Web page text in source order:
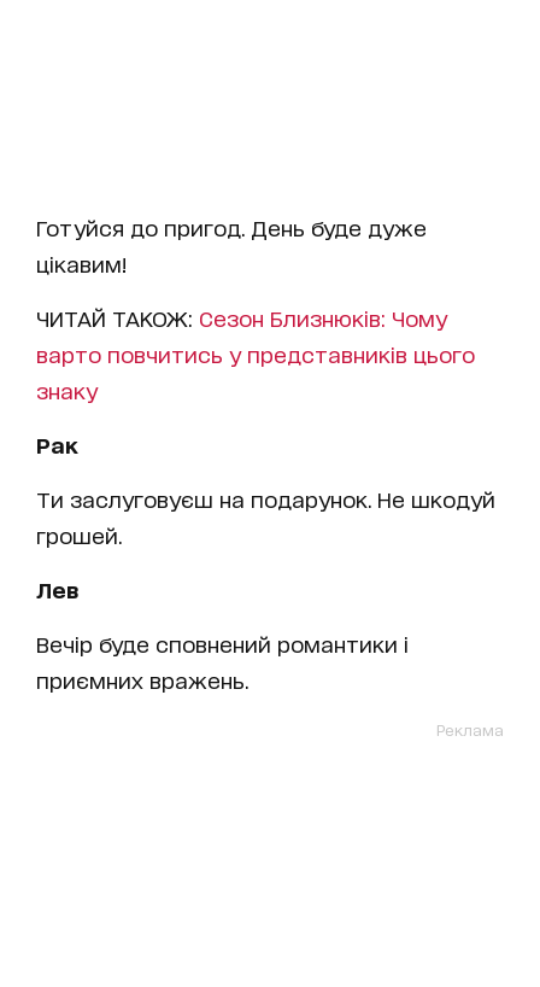
Готуйся до пригод. День буде дуже
цікавим!
ЧИТАЙ ТАКОЖ: Сезон Близнюків: Чому
варто повчитись у представників цього
знаку
Рак
Ти заслуговуєш на подарунок. Не шкодуй
грошей.
Лев
Вечір буде сповнений романтики і
приємних вражень.
Реклама